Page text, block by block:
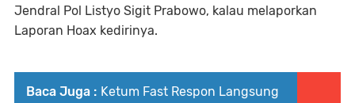
Jendral Pol Listyo Sigit Prabowo, kalau melaporkan
Laporan Hoax kedirinya.
Baca Juga : Ketum Fast Respon Langsung